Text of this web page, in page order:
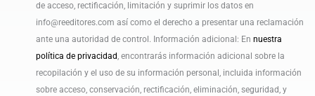
de acceso, rectificación, limitación y suprimir los datos en
info@reeditores.com así como el derecho a presentar una reclamación
ante una autoridad de control. Información adicional: Ennuestra
política de privacidad, encontrarás información adicional sobre la
recopilación y el uso de su información personal, incluida información
sobre acceso, conservación, rectificación, eliminación, seguridad, y